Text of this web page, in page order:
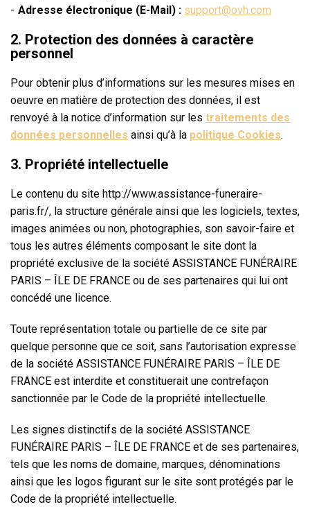
Adresse électronique (E-Mail) : support@ovh.com
2. Protection des données à caractère
personnel
Pour obtenir plus d’informations sur les mesures mises en
oeuvre en matière de protection des données, il est
renvoyé à la notice d’information sur les traitements des
données personnelles ainsi qu’à la politique Cookies.
3. Propriété intellectuelle
Le contenu du site http://www.assistance-funeraire-
paris.fr/, la structure générale ainsi que les logiciels, textes,
images animées ou non, photographies, son savoir-faire et
tous les autres éléments composant le site dont la
propriété exclusive de la société ASSISTANCE FUNÉRAIRE
PARIS – ÎLE DE FRANCE ou de ses partenaires qui lui ont
concédé une licence.
Toute représentation totale ou partielle de ce site par
quelque personne que ce soit, sans l’autorisation expresse
de la société ASSISTANCE FUNÉRAIRE PARIS – ÎLE DE
FRANCE est interdite et constituerait une contrefaçon
sanctionnée par le Code de la propriété intellectuelle.
Les signes distinctifs de la société ASSISTANCE
FUNÉRAIRE PARIS – ÎLE DE FRANCE et de ses partenaires,
tels que les noms de domaine, marques, dénominations
ainsi que les logos figurant sur le site sont protégés par le
Code de la propriété intellectuelle.